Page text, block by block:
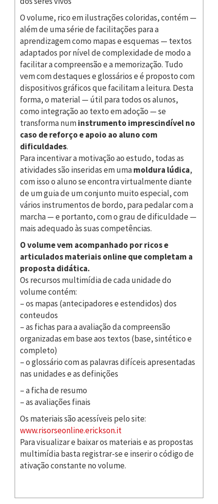
O volume, rico em ilustrações coloridas, contém —
além de uma série de facilitações para a
aprendizagem como mapas e esquemas — textos
adaptados por nível de complexidade de modo a
facilitar a compreensão e a memorização. Tudo
vem com destaques e glossários e é proposto com
dispositivos gráficos que facilitam a leitura. Desta
forma, o material — útil para todos os alunos,
como integração ao texto em adoção — se
transforma numinstrumento imprescindível no
caso de reforço e apoio ao aluno com
dificuldades.
Para incentivar a motivação ao estudo, todas as
atividades são inseridas em umamoldura lúdica,
com isso o aluno se encontra virtualmente diante
de um guia de um conjunto muito especial, com
vários instrumentos de bordo, para pedalar com a
marcha — e portanto, com o grau de dificuldade —
mais adequado às suas competências.
O volume vem acompanhado por ricos e
articulados materiais online que completam a
proposta didática.
Os recursos multimídia de cada unidade do
volume contém:
– os mapas (antecipadores e estendidos) dos
conteudos
– as fichas para a avaliação da compreensão
organizadas em base aos textos (base, sintético e
completo)
– o glossário com as palavras difíceis apresentadas
nas unidades e as definições
– a ficha de resumo
– as avaliações finais
Os materiais são acessíveis pelo site:
www.risorseonline.erickson.it
Para visualizar e baixar os materiais e as propostas
multimídia basta registrar-se e inserir o código de
ativação constante no volume.